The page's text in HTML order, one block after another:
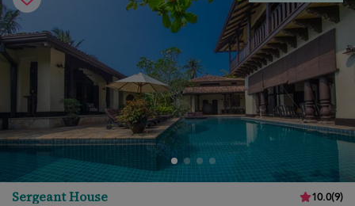
Sergeant House 10.0(9)